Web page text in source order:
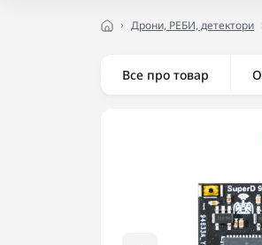
Дрони, РЕБИ, детектори
Все про товар